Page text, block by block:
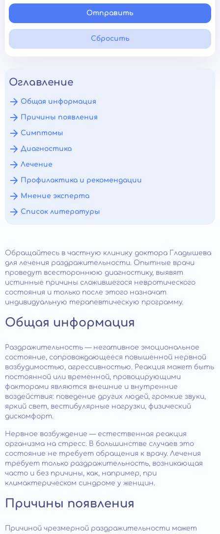
Отправить
Сбросить
Оглавление
Общая информация
Причины появления
Симптомы
Диагностика
Лечение
Профилактика и рекомендации
Мнение эксперта
Список литературы
Обращайтесь в частную клинику доктора Гладышева
для лечения раздражительности. Опытные врачи
проведут всестороннюю диагностику, выявят
истинные причины сложившегося невротического
состояния и только после этого назначат
индивидуальную терапевтическую программу.
Общая информация
Раздражительность — негативное эмоциональное
состояние, сопровождающееся повышенной нервной
возбудимостью, агрессивностью. Реакция может быть
постоянной или временной, провоцирующими
факторами являются внешние и внутренние
воздействия: поведение других людей, громкие звуки,
яркий свет, вестибулярные нагрузки, физический
дискомфорт.
Нервное возбуждение — естественная реакция
организма на стресс. В большинстве случаев это
состояние не требует обращения к врачу. Лечения
требует только раздражительность, возникающая
часто и без причины, как, например, при
климактерическом синдроме у женщин.
Причины появления
Причиной чрезмерной раздражительности может